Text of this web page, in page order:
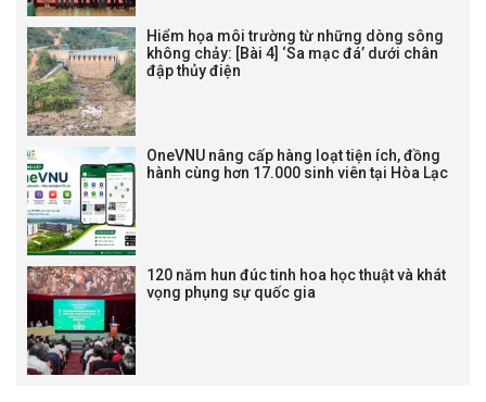
vị trí việc làm chức danh nghề
nghiệp chuyên môn dùng
Bảo vệ luận án tiến sĩ của NCS
Hiểm họa môi trường từ những dòng sông
không chảy: [Bài 4] ‘Sa mạc đá’ dưới chân
đập thủy điện
OneVNU nâng cấp hàng loạt tiện ích, đồng
hành cùng hơn 17.000 sinh viên tại Hòa Lạc
120 năm hun đúc tinh hoa học thuật và khát
vọng phụng sự quốc gia